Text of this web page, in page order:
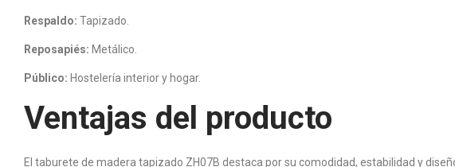
Respaldo: Tapizado.
Reposapiés: Metálico.
Público: Hostelería interior y hogar.
Ventajas del producto
El taburete de madera tapizado ZH07B destaca por su comodidad, estabilidad y